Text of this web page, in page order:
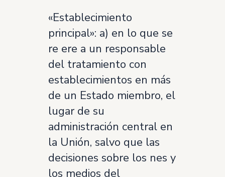
«Establecimiento
principal»: a) en lo que se
re ere a un responsable
del tratamiento con
establecimientos en más
de un Estado miembro, el
lugar de su
administración central en
la Unión, salvo que las
decisiones sobre los nes y
los medios del